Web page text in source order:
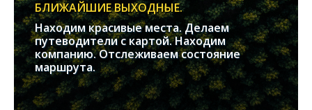
БЛИЖАЙШИЕ ВЫХОДНЫЕ.
Находим красивые места. Делаем
путеводители с картой. Находим
компанию. Отслеживаем состояние
маршрута.